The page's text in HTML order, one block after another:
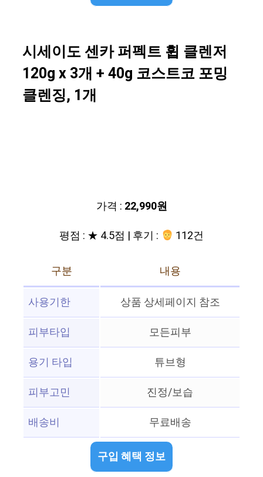
시세이도 센카 퍼펙트 휩 클렌저
120g x 3개 + 40g 코스트코 포밍
클렌징, 1개
가격 : 22,990원
평점 : ★ 4.5점 | 후기 :
112건
구분
내용
사용기한
상품 상세페이지 참조
피부타입
모든피부
용기 타입
튜브형
피부고민
진정/보습
배송비
무료배송
구입 혜택 정보